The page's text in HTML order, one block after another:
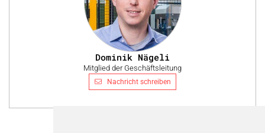
Dominik Nägeli
Mitglied der Geschäftsleitung
Nachricht schreiben